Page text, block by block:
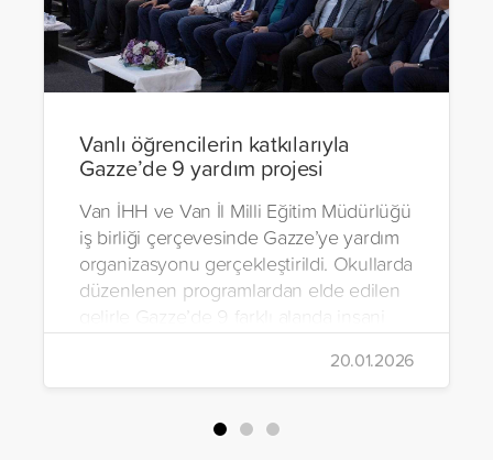
Vanlı öğrencilerin katkılarıyla
Gazze’de 9 yardım projesi
Van İHH ve Van İl Milli Eğitim Müdürlüğü
iş birliği çerçevesinde Gazze’ye yardım
organizasyonu gerçekleştirildi. Okullarda
düzenlenen programlardan elde edilen
gelirle Gazze’de 9 farklı alanda insani
yardım çalışmalarında bulunuldu.
20.01.2026